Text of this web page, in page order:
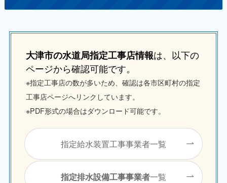
大津市の水道局指定工事店情報は、以下の
ページから確認可能です。
※指定工事店の数が多いため、確認は各市区町村の指定
工事店ページへリンクしています。
※PDF形式の場合はダウンロード可能です。
指定給水装置工事事業者一覧
指定排水設備工事事業者一覧